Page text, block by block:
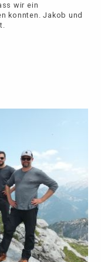
wir ein
konnten. Jakob und